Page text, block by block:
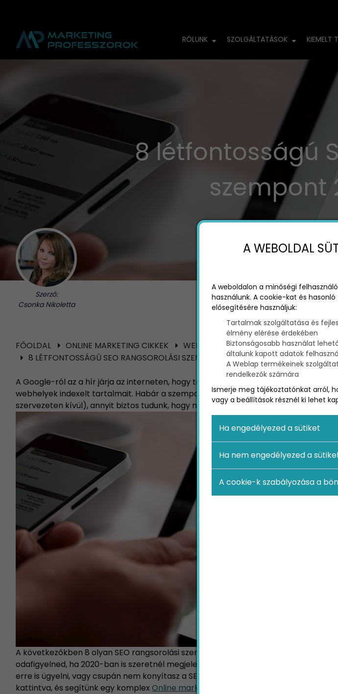
RÓLUNK SZOLGÁLTATÁSOK KIEMELT
8 létfontosságú
szempont
Szerző:
Csonka Nikoletta
FŐOLDAL ONLINE MARKETING CIKKEK
WEBÁRUHÁZ MARKETING
8 LÉTFONTOSSÁGÚ SEO RANGSOROLÁSI SZEMPONT 2020-BAN
A Google-ról az a hír járja az interneten, hogy több, mint 200 különböző szempont
webhelyek indexelt tartalmait. Habár a szempontok pontos számát senki sem
szervezeten kívül), annyit biztos tudunk, hogy néhány ilyen tényező sokkal
A következőkben 8 olyan SEO rangsorolási szempontot sorolunk fel, amelyekre
odafigyelned, ha 2020-ban is szeretnél megjelenni a kereső felhasználók előtt. Ha
erre is ügyelni, vagy csupán nem konyítasz a SEO-hoz, vedd fel velünk a
kattintva, és segítünk egy komplex Online marketing
A WEBOLDAL
A weboldalon a minőségi
használunk. A cookie-kat és
elősegítésére használjuk:
Tartalmak szolgáltatása és
élmény elérése érdekében
Biztonságosabb használat
általunk kapott adatok
A Weblap termékeinek
rendelkezők számára
Ismerje meg tájékoztatónkat arról,
vagy a beállítások résznél ki lehet
Ha engedélyezed a sütiket
Ha nem engedélyezed a
A cookie-k szabályozása a